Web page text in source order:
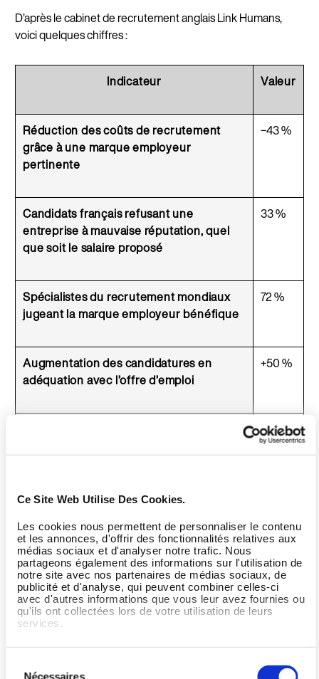
Ce Site Web Utilise Des Cookies.
Les cookies nous permettent de personnaliser le contenu
et les annonces, d'offrir des fonctionnalités relatives aux
médias sociaux et d'analyser notre trafic. Nous
partageons également des informations sur l'utilisation de
notre site avec nos partenaires de médias sociaux, de
publicité et d'analyse, qui peuvent combiner celles-ci
avec d'autres informations que vous leur avez fournies ou
qu'ils ont collectées lors de votre utilisation de leurs
services.
Nécessaires
D’après le cabinet de recrutement anglais Link Humans,
voici quelques chiffres :
Indicateur Valeur
Réduction des coûts de recrutement
grâce à une marque employeur
pertinente
−43 %
Candidats français refusant une
entreprise à mauvaise réputation, quel
que soit le salaire proposé
33 %
Spécialistes du recrutement mondiaux
jugeant la marque employeur bénéfique
72 %
Augmentation des candidatures en
adéquation avec l’offre d’emploi
+50 %
83 %
Salariés français se sentant alignés avec
SelonEmployee Brand Research 2022du Groupe
Randstad :